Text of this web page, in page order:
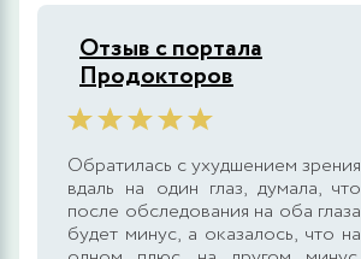
Отзыв с портала
Продокторов
Обратилась с ухудшением зрения
вдаль на один глаз, думала, что
после обследования на оба глаза
будет минус, а оказалось, что на